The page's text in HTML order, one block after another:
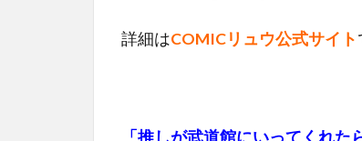
詳細はCOMICリュウ公式サイト
「推しが武道館にいってくれた